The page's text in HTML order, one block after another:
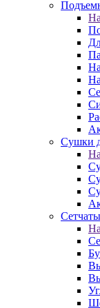
Сушки